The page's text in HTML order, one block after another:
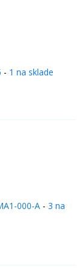
- 1 na sklade
000-A - 3 na